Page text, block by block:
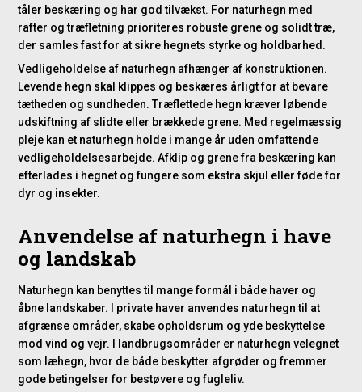
tåler beskæring og har god tilvækst. For naturhegn med
rafter og træfletning prioriteres robuste grene og solidt træ,
der samles fast for at sikre hegnets styrke og holdbarhed.
Vedligeholdelse af naturhegn afhænger af konstruktionen.
Levende hegn skal klippes og beskæres årligt for at bevare
tætheden og sundheden. Træflettede hegn kræver løbende
udskiftning af slidte eller brækkede grene. Med regelmæssig
pleje kan et naturhegn holde i mange år uden omfattende
vedligeholdelsesarbejde. Afklip og grene fra beskæring kan
efterlades i hegnet og fungere som ekstra skjul eller føde for
dyr og insekter.
Anvendelse af naturhegn i have
og landskab
Naturhegn kan benyttes til mange formål i både haver og
åbne landskaber. I private haver anvendes naturhegn til at
afgrænse områder, skabe opholdsrum og yde beskyttelse
mod vind og vejr. I landbrugsområder er naturhegn velegnet
som læhegn, hvor de både beskytter afgrøder og fremmer
gode betingelser for bestøvere og fugleliv.